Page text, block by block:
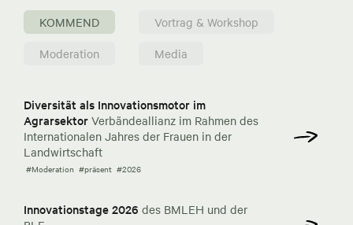
KOMMEND
Vortrag & Workshop
Moderation
Media
Diversität als Innovationsmotor im
Agrarsektor Verbändeallianz im Rahmen des
Internationalen Jahres der Frauen in der
Landwirtschaft
#Moderation #präsent #2026
Innovationstage 2026 des BMLEH und der